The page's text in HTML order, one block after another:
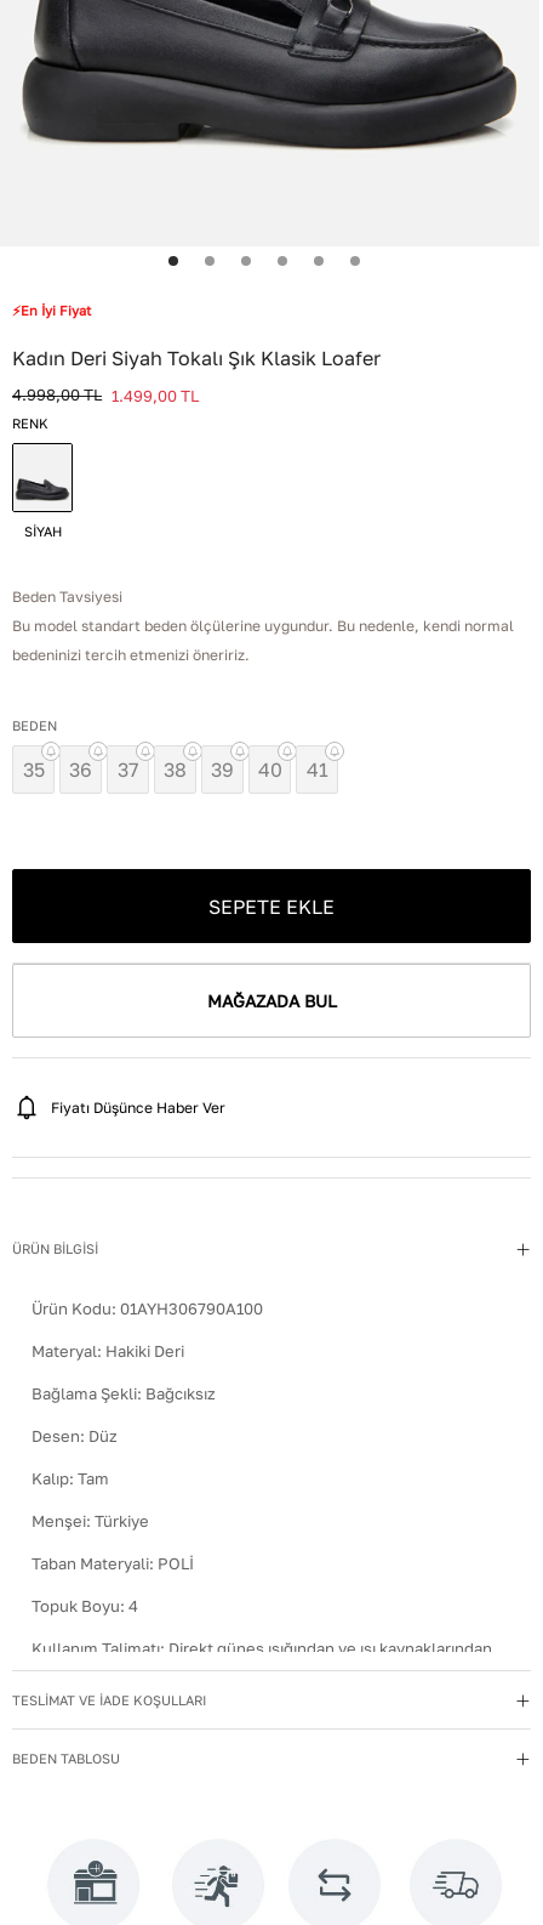
⚡En İyi Fiyat
Kadın Deri Siyah Tokalı Şık Klasik Loafer
4.998,00TL 1.499,00TL
RENK
SİYAH
Beden Tavsiyesi
Bu model standart beden ölçülerine uygundur. Bu nedenle, kendi normal
bedeninizi tercih etmenizi öneririz.
BEDEN
35 36 37 38 39 40 41
SEPETE EKLE
MAĞAZADA BUL
Fiyatı Düşünce Haber Ver
ÜRÜN BİLGİSİ
Ürün Kodu: 01AYH306790A100
Materyal: Hakiki Deri
Bağlama Şekli: Bağcıksız
Desen: Düz
Kalıp: Tam
Menşei: Türkiye
Taban Materyali: POLİ
Topuk Boyu: 4
Kullanım Talimatı: Direkt güneş ışığından ve ısı kaynaklarından
uzak tutun.
Deri ayakkabılarınızı yumuşak bir fırçayla tozdan
bekleyin.
Deri Cinsi:Dana Deri
TESLİMAT VE İADE KOŞULLARI
BEDEN TABLOSU